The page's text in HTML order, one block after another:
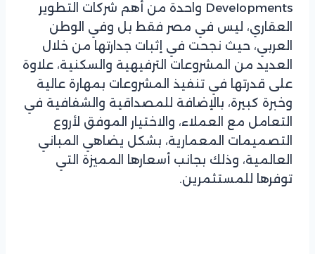
Developments واحدة من أهم شركات التطوير
العقاري، ليس في مصر فقط بل وفي الوطن
العربي، حيث نجحت في إثبات جدارتها من خلال
العديد من المشروعات الترفيهية والسكنية، علاوة
على قدرتها في تنفيذ المشروعات بمهارة عالية
وخبرة كبيرة، بالإضافة للمصداقية والشفافية في
التعامل مع العملاء، والاختيار الموفق لأروع
التصميمات المعمارية، بشكل يضاهي المباني
العالمية، وذلك بجانب أسعارها المميزة التي
توفرها للمستثمرين.